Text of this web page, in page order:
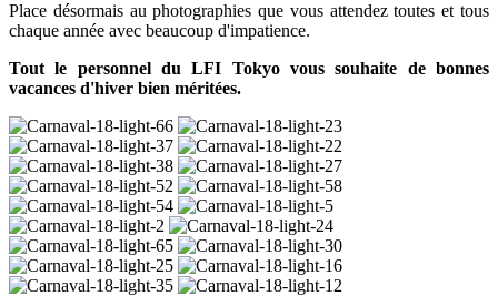
Place désormais au photographies que vous attendez toutes et tous
chaque année avec beaucoup d'impatience.
Tout le personnel du LFI Tokyo vous souhaite de bonnes
vacances d'hiver bien méritées.